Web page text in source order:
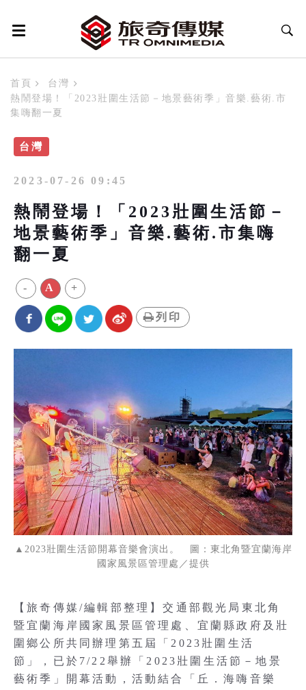
首頁
台灣
熱鬧登場！「2023壯圍生活節－地景藝術季」音樂.藝術.市
集嗨翻一夏
台灣
2023-07-26 09:45
熱鬧登場！「2023壯圍生活節－
地景藝術季」音樂.藝術.市集嗨
翻一夏
- A +
列印
▲2023壯圍生活節開幕音樂會演出。 圖：東北角暨宜蘭海岸
國家風景區管理處／提供
【旅奇傳媒/編輯部整理】交通部觀光局東北角
暨宜蘭海岸國家風景區管理處、宜蘭縣政府及壯
圍鄉公所共同辦理第五屆「2023壯圍生活
節」，已於7/22舉辦「2023壯圍生活節－地景
藝術季」開幕活動，活動結合「丘．海嗨音樂